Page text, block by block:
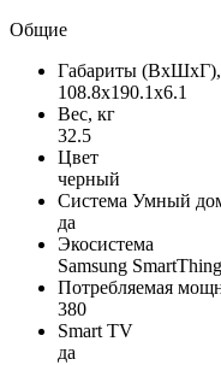
Общие
Габариты
108.8x190.1x6.1
Вес, кг
32.5
Цвет
черный
Система Умный
да
Экосистема
Samsung
Потребляемая
380
Smart TV
да